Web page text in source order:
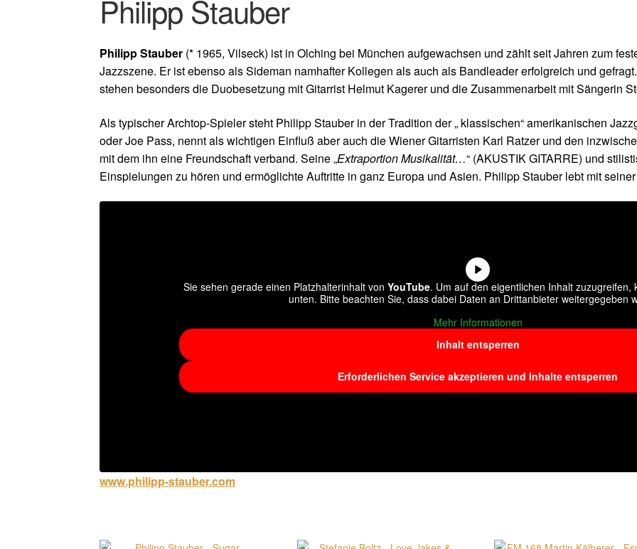
Philipp Stauber
Philipp Stauber (* 1965, Vilseck) ist in Olching bei München aufgewachsen und zählt seit Jahren zum
Jazzszene. Er ist ebenso als Sideman namhafter Kollegen als auch als Bandleader erfolgreich und
stehen besonders die Duobesetzung mit Gitarrist Helmut Kagerer und die Zusammenarbeit mit Sängerin
Als typischer Archtop-Spieler steht Philipp Stauber in der Tradition der „ klassischen“ amerikanischen
oder Joe Pass, nennt als wichtigen Einfluß aber auch die Wiener Gitarristen Karl Ratzer und den
mit dem ihn eine Freundschaft verband. Seine „Extraportion Musikalität…“ (AKUSTIK GITARRE) und
Einspielungen zu hören und ermöglichte Auftritte in ganz Europa und Asien. Philipp Stauber lebt mit
Sie sehen gerade einen Platzhalterinhalt von YouTube. Um auf den eigentlichen Inhalt zuzugreifen,
unten. Bitte beachten Sie, dass dabei Daten an Drittanbieter weitergegeben
Mehr Informationen
Inhalt entsperren
Erforderlichen Service akzeptieren und Inhalte entsperren
www.philipp-stauber.com